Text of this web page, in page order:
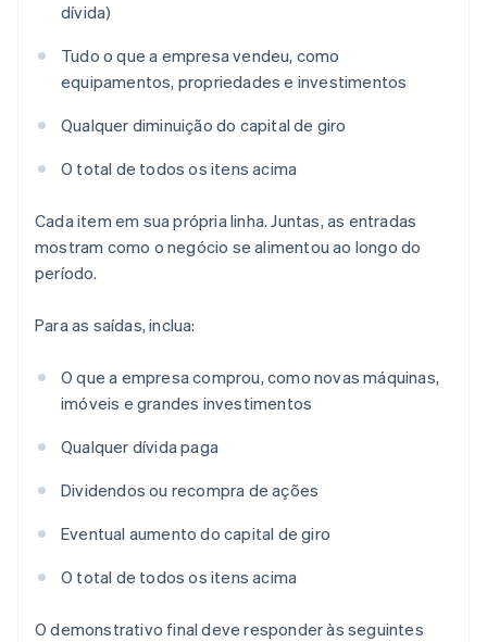
dívida)
Tudo o que a empresa vendeu, como
equipamentos, propriedades e investimentos
Qualquer diminuição do capital de giro
O total de todos os itens acima
Cada item em sua própria linha. Juntas, as entradas
mostram como o negócio se alimentou ao longo do
período.
Para as saídas, inclua:
O que a empresa comprou, como novas máquinas,
imóveis e grandes investimentos
Qualquer dívida paga
Dividendos ou recompra de ações
Eventual aumento do capital de giro
O total de todos os itens acima
O demonstrativo final deve responder às seguintes